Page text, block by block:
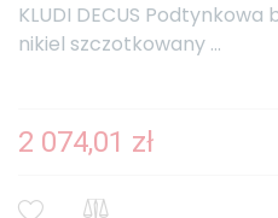
KLUDI DECUS
nikiel szczotkowany ...
2 074,01 zł